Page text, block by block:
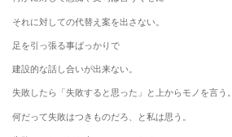
それに対しての代替え案を出さない。
足を引っ張る事ばっかりで
建設的な話し合いが出来ない。
失敗したら「失敗すると思った」と上からモノを言う。
何だって失敗はつきものだろ、と私は思う。